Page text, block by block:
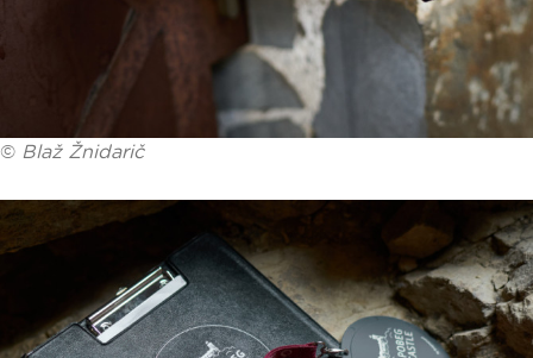
© Blaž Žnidarič